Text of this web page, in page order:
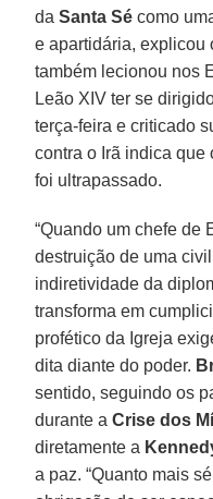
daSanta Sé como
e apartidária, explicou
também lecionou nos
Leão XIV ter se
terça-feira e criticado
contra o Irã indica que
foi ultrapassado.
“Quando um chefe de
destruição de uma
indiretividade da
transforma em
profético da Igreja
dita diante do poder.
sentido, seguindo os
durante aCrise dos
diretamente a
a paz. “Quanto mais